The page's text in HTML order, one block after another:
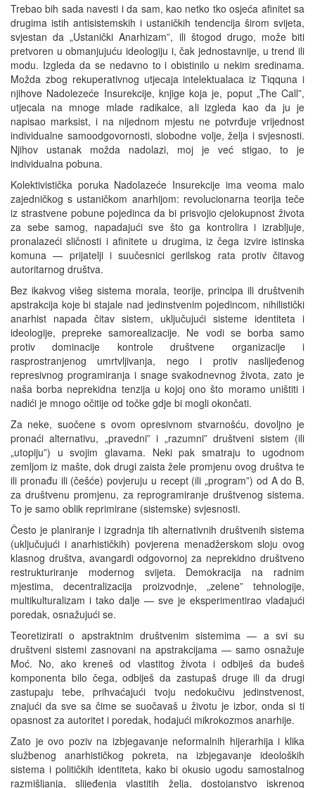
Trebao bih sada navesti i da sam, kao netko tko osjeća afinitet sa
drugima istih antisistemskih i ustaničkih tendencija širom svijeta,
svjestan da „Ustanički Anarhizam”, ili štogod drugo, može biti
pretvoren u obmanjujuću ideologiju i, čak jednostavnije, u trend ili
modu. Izgleda da se nedavno to i obistinilo u nekim sredinama.
Možda zbog rekuperativnog utjecaja intelektualaca iz Tiqquna i
njihove Nadolezeće Insurekcije, knjige koja je, poput „The Call”,
utjecala na mnoge mlade radikalce, ali izgleda kao da ju je
napisao marksist, i na nijednom mjestu ne potvrđuje vrijednost
individualne samoodgovornosti, slobodne volje, želja i svjesnosti.
Njihov ustanak možda nadolazi, moj je već stigao, to je
individualna pobuna.
Kolektivistička poruka Nadolazeće Insurekcije ima veoma malo
zajedničkog s ustaničkom anarhijom: revolucionarna teorija teče
iz strastvene pobune pojedinca da bi prisvojio cjelokupnost života
za sebe samog, napadajući sve što ga kontrolira i izrabljuje,
pronalazeći sličnosti i afinitete u drugima, iz čega izvire istinska
komuna — prijatelji i suučesnici gerilskog rata protiv čitavog
autoritarnog društva.
Bez ikakvog višeg sistema morala, teorije, principa ili društvenih
apstrakcija koje bi stajale nad jedinstvenim pojedincom, nihilistički
anarhist napada čitav sistem, uključujući sisteme identiteta i
ideologije, prepreke samorealizacije. Ne vodi se borba samo
protiv dominacije kontrole društvene organizacije i
rasprostranjenog umrtvljivanja, nego i protiv naslijeđenog
represivnog programiranja i snage svakodnevnog života, zato je
naša borba neprekidna tenzija u kojoj ono što moramo uništiti i
nadići je mnogo očitije od točke gdje bi mogli okončati.
Za neke, suočene s ovom opresivnom stvarnošću, dovoljno je
pronaći alternativu, „pravedni” i „razumni” društveni sistem (ili
„utopiju”) u svojim glavama. Neki pak smatraju to ugodnom
zemljom iz mašte, dok drugi zaista žele promjenu ovog društva te
ili pronađu ili (češće) povjeruju u recept (ili „program”) od A do B,
za društvenu promjenu, za reprogramiranje društvenog sistema.
To je samo oblik reprimirane (sistemske) svjesnosti.
Često je planiranje i izgradnja tih alternativnih društvenih sistema
(uključujući i anarhističkih) povjerena menadžerskom sloju ovog
klasnog društva, avangardi odgovornoj za neprekidno društveno
restrukturiranje modernog svijeta. Demokracija na radnim
mjestima, decentralizacija proizvodnje, „zelene” tehnologije,
multikulturalizam i tako dalje — sve je eksperimentirao vladajući
poredak, osnažujući se.
Teoretizirati o apstraktnim društvenim sistemima — a svi su
društveni sistemi zasnovani na apstrakcijama — samo osnažuje
Moć. No, ako kreneš od vlastitog života i odbiješ da budeš
komponenta bilo čega, odbiješ da zastupaš druge ili da drugi
zastupaju tebe, prihvaćajući tvoju nedokučivu jedinstvenost,
znajući da sve sa čime se suočavaš u životu je izbor, onda si ti
opasnost za autoritet i poredak, hodajući mikrokozmos anarhije.
Zato je ovo poziv na izbjegavanje neformalnih hijerarhija i klika
službenog anarhističkog pokreta, na izbjegavanje ideoloških
sistema i političkih identiteta, kako bi okusio ugodu samostalnog
razmišljanja, slijeđenja vlastitih želja, dostojanstvo iskrenog